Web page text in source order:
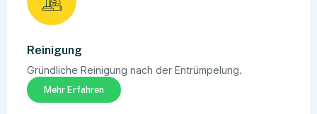
Reinigung
Gründliche Reinigung nach der Entrümpelung.
Mehr Erfahren